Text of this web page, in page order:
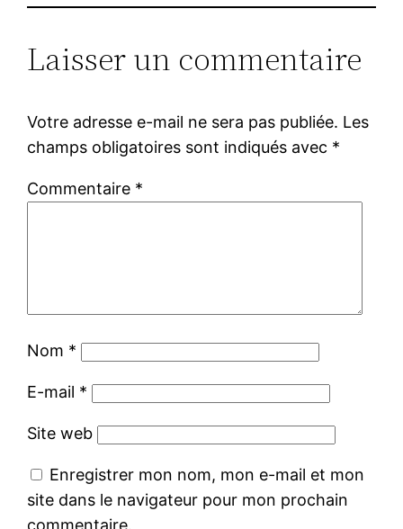
Laisser un commentaire
Votre adresse e-mail ne sera pas publiée. Les
champs obligatoires sont indiqués avec *
Commentaire *
Nom *
E-mail *
Site web
Enregistrer mon nom, mon e-mail et mon
site dans le navigateur pour mon prochain
commentaire.